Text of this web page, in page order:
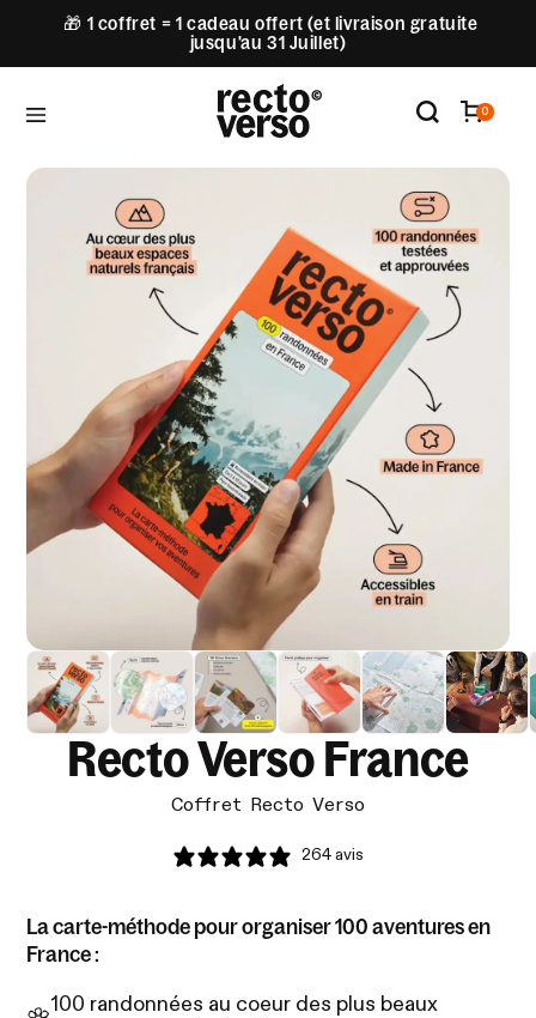
🎁 1 coffret = 1 cadeau offert (et livraison gratuite
jusqu'au 31 Juillet)
0
Recto Verso France
Coffret Recto Verso
264 avis
La carte-méthode pour organiser 100 aventures en
France :
100 randonnées au coeur des plus beaux